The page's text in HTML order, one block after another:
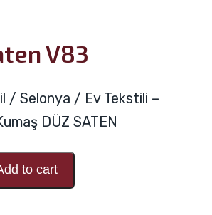
V83
/ Selonya / Ev Tekstili –
DÜZ SATEN
to cart